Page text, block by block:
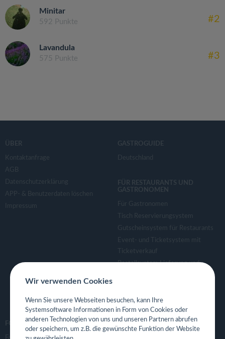
Minitar
592 Punkte #2
Lavandula
575 Punkte #3
ÜBER
Kontaktanfrage
AGB
Datenschutzerklärung
APP- & Benutzerdaten löschen
Impressum
GASTROGUIDE
Deutschland
FÜR RESTAURANTS UND
GASTRONOMEN
Für Gastronomen
Tisch Reservierungsystem
Gutscheinsystem für Restaurants
Event- und Ticketsystem mit
Ticketverkauf
Bestellsystem Lieferung und
Eigene App für Restaurant
FOLGE UNS
Facebook
Wir verwenden Cookies
Wenn Sie unsere Webseiten besuchen, kann Ihre
Systemsoftware Informationen in Form von Cookies oder
anderen Technologien von uns und unseren Partnern abrufen
oder speichern, um z.B. die gewünschte Funktion der Website